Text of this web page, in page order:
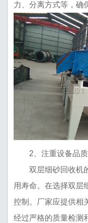
力、分离方式等，确
2、注重设备品质
双层细砂回收机的
用寿命。在选择双层
控制。厂家应提供相
经过严格的质量检测